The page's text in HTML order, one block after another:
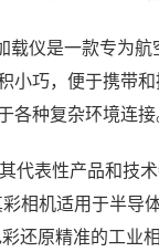
仪是一款专为
巧，便于携带
各种复杂环境连接
代表性产品和技
相机适用于半导
还原精准的工业